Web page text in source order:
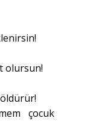
olursun!
öldürür!
çocuk